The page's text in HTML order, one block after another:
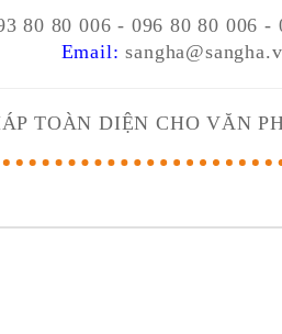
80 80 006 - 096 80 80 006 -
Email:
TOÀN DIỆN CHO VĂN